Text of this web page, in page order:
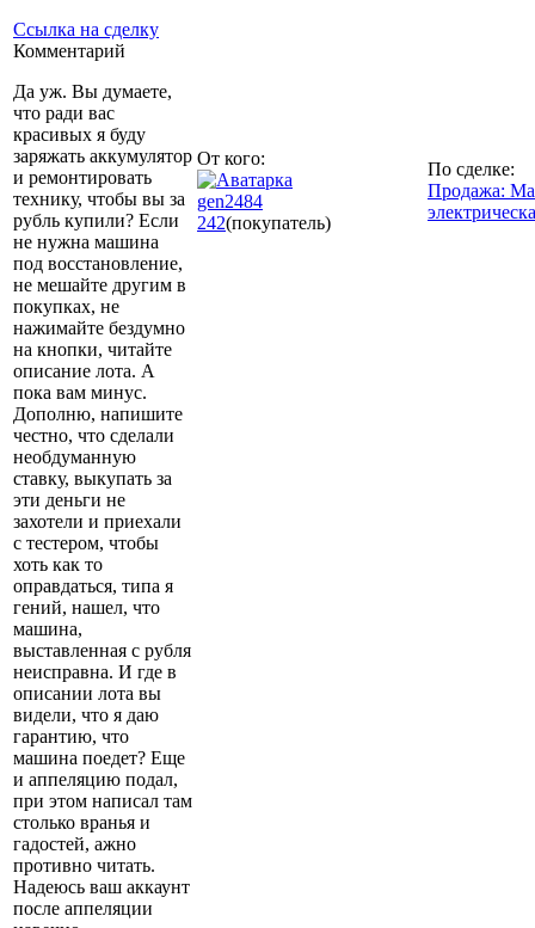
Ссылка на сделку
Комментарий
Да уж. Вы думаете,
что ради вас
красивых я буду
заряжать аккумулятор
и ремонтировать
технику, чтобы вы за
рубль купили? Если
не нужна машина
под восстановление,
не мешайте другим в
покупках, не
нажимайте бездумно
на кнопки, читайте
описание лота. А
пока вам минус.
Дополню, напишите
честно, что сделали
необдуманную
ставку, выкупать за
эти деньги не
захотели и приехали
с тестером, чтобы
хоть как то
оправдаться, типа я
гений, нашел, что
машина,
выставленная с рубля
неисправна. И где в
описании лота вы
видели, что я даю
гарантию, что
машина поедет? Еще
и аппеляцию подал,
при этом написал там
столько вранья и
гадостей, ажно
противно читать.
Надеюсь ваш аккаунт
после аппеляции
От кого:
gen2484
242(покупатель)
По сделке:
Продажа: